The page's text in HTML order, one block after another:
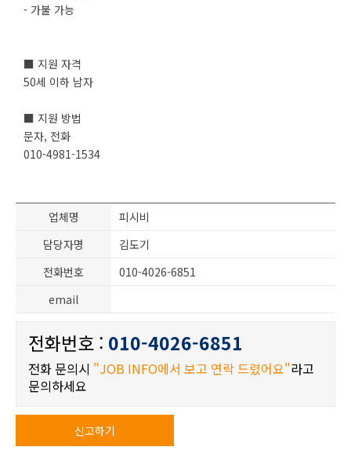
- 가불 가능
■ 지원 자격
50세 이하 남자
■ 지원 방법
문자, 전화
010-4981-1534
업체명
피시비
담당자명
김도기
전화번호
010-4026-6851
email
전화번호 : 010-4026-6851
전화 문의시 "JOB INFO에서 보고 연락 드렸어요"라고
문의하세요
신고하기